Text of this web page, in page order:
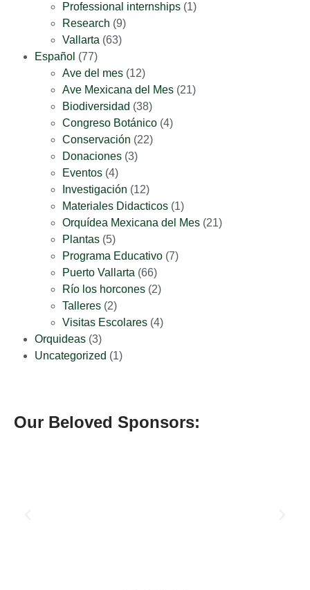
Professional internships (1)
Research (9)
Vallarta (63)
Español (77)
Ave del mes (12)
Ave Mexicana del Mes (21)
Biodiversidad (38)
Congreso Botánico (4)
Conservación (22)
Donaciones (3)
Eventos (4)
Investigación (12)
Materiales Didacticos (1)
Orquídea Mexicana del Mes (21)
Plantas (5)
Programa Educativo (7)
Puerto Vallarta (66)
Río los horcones (2)
Talleres (2)
Visitas Escolares (4)
Orquideas (3)
Uncategorized (1)
Our Beloved Sponsors: